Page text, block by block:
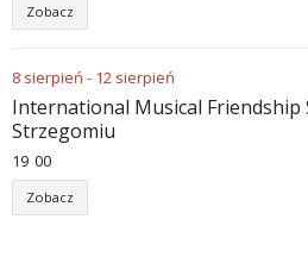
Zobacz
8 sierpień - 12 sierpień
International Musical Friendship
Strzegomiu
19 00
Zobacz